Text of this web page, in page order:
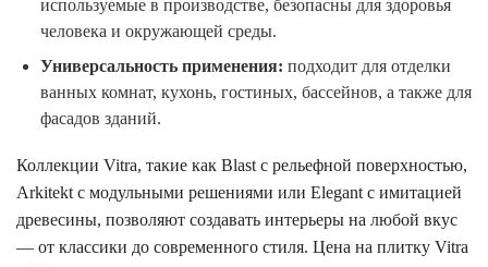
используемые в производстве, безопасны для здоровья
человека и окружающей среды.
Универсальность применения: подходит для отделки
ванных комнат, кухонь, гостиных, бассейнов, а также для
фасадов зданий.
Коллекции Vitra, такие как Blast с рельефной поверхностью,
Arkitekt с модульными решениями или Elegant с имитацией
древесины, позволяют создавать интерьеры на любой вкус
— от классики до современного стиля. Цена на плитку Vitra